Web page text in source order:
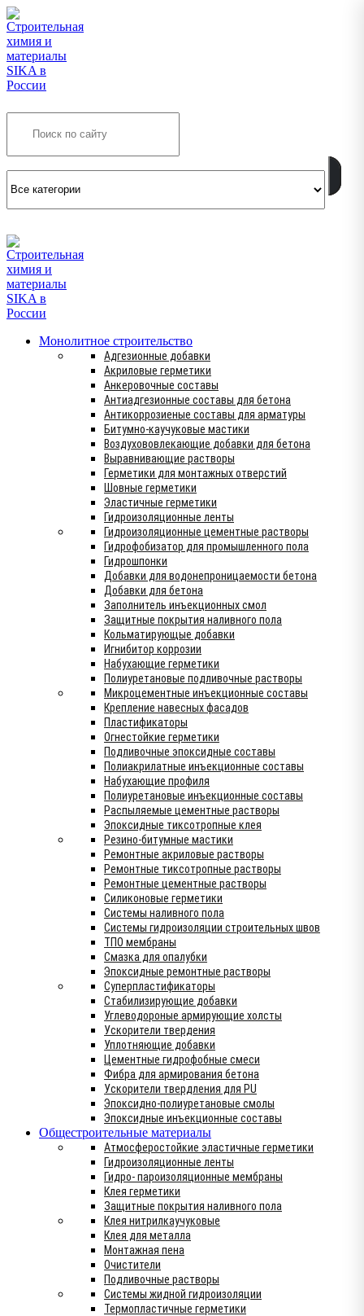
Монолитное строительство
Адгезионные добавки
Акриловые герметики
Анкеровочные составы
Антиадгезионные составы для бетона
Антикоррозиеные составы для арматуры
Битумно-каучуковые мастики
Воздухововлекающие добавки для бетона
Выравнивающие растворы
Герметики для монтажных отверстий
Шовные герметики
Эластичные герметики
Гидроизоляционные ленты
Гидроизоляционные цементные растворы
Гидрофобизатор для промышленного пола
Гидрошпонки
Добавки для водонепроницаемости бетона
Добавки для бетона
Заполнитель инъекционных смол
Защитные покрытия наливного пола
Кольматирующые добавки
Игнибитор коррозии
Набухающие герметики
Полиуретановые подливочные растворы
Микроцементные инъекционные составы
Крепление навесных фасадов
Пластификаторы
Огнестойкие герметики
Подливочные эпоксидные составы
Полиакрилатные инъекционные составы
Набухающие профиля
Полиуретановые инъекционные составы
Распыляемые цементные растворы
Эпоксидные тиксотропные клея
Резино-битумные мастики
Ремонтные акриловые растворы
Ремонтные тиксотропные растворы
Ремонтные цементные растворы
Силиконовые герметики
Системы наливного пола
Системы гидроизоляции строительных швов
ТПО мембраны
Смазка для опалубки
Эпоксидные ремонтные растворы
Суперпластификаторы
Стабилизирующие добавки
Углеводороные армирующие холсты
Ускорители твердения
Уплотняющие добавки
Цементные гидрофобные смеси
Фибра для армирования бетона
Ускорители твердления для PU
Эпоксидно-полиуретановые смолы
Эпоксидные инъекционные составы
Общестроительные материалы
Атмосферостойкие эластичные герметики
Гидроизоляционные ленты
Гидро- пароизоляционные мембраны
Клея герметики
Защитные покрытия наливного пола
Клея нитрилкаучуковые
Клея для металла
Монтажная пена
Очистители
Подливочные растворы
Системы жидной гидроизоляции
Термопластичные герметики